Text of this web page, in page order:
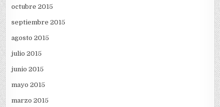
octubre 2015
septiembre 2015
agosto 2015
julio 2015
junio 2015
mayo 2015
marzo 2015